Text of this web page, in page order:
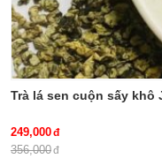
Trà lá sen cuộn sấy khô
249,000
356,000